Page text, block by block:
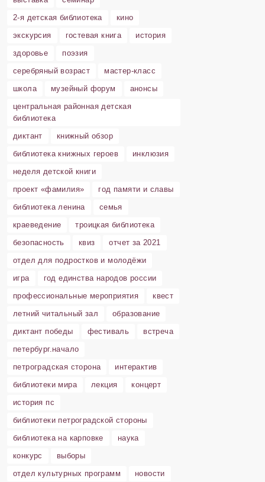
2-я детская библиотека
кино
экскурсия
гостевая книга
история
здоровье
поэзия
серебряный возраст
мастер-класс
школа
музейный форум
анонсы
центральная районная детская
библиотека
диктант
книжный обзор
библиотека книжных героев
инклюзия
неделя детской книги
проект «фамилия»
год памяти и славы
библиотека ленина
семья
краеведение
троицкая библиотека
безопасность
квиз
отчет за 2021
отдел для подростков и молодёжи
игра
год единства народов россии
профессиональные мероприятия
квест
летний читальный зал
образование
диктант победы
фестиваль
встреча
петербург.начало
петроградская сторона
интерактив
библиотеки мира
лекция
концерт
история пс
библиотеки петроградской стороны
библиотека на карповке
наука
конкурс
выборы
отдел культурных программ
новости